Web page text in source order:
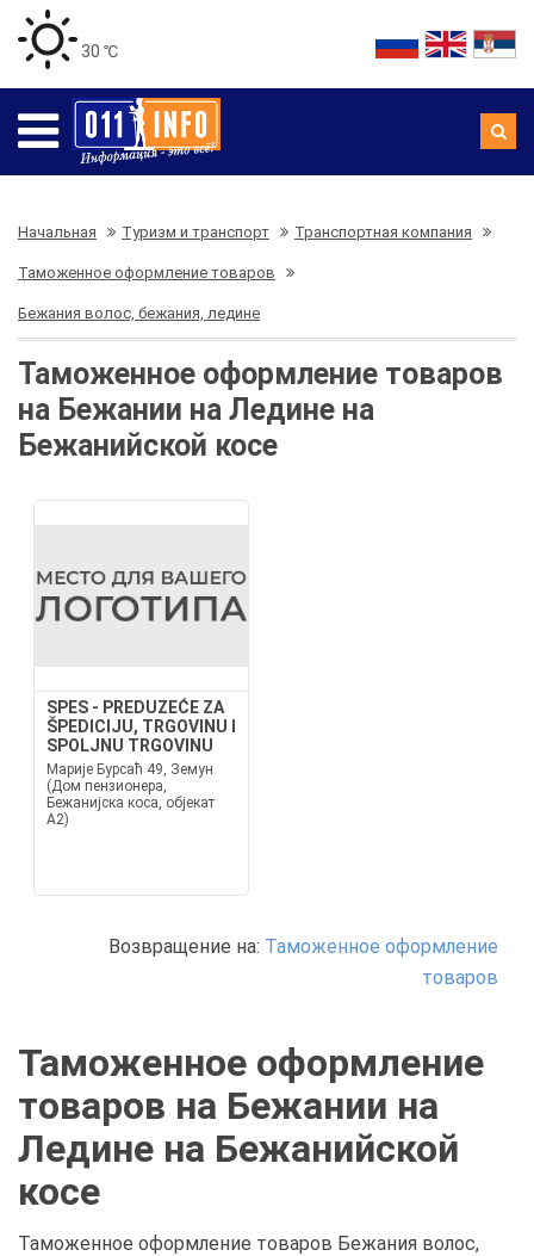
30 ℃
Начальная Туризм и транспорт Транспортная компания
Таможенное оформление товаров
Бежания волос, бежания, ледине
Таможенное оформление товаров
на Бежании на Ледине на
Бежанийской косе
SPES - PREDUZEĆE ZA
ŠPEDICIJU, TRGOVINU I
SPOLJNU TRGOVINU
Марије Бурсаћ 49, Земун
(Дом пензионера,
Бежанијска коса, објекат
А2)
Возвращение на: Таможенное оформление
товаров
Таможенное оформление
товаров на Бежании на
Ледине на Бежанийской
косе
Таможенное оформление товаров Бежания волос,